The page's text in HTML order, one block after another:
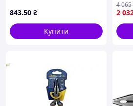
(V38156) MDR
843.50 ₴
Купити
2
4 065